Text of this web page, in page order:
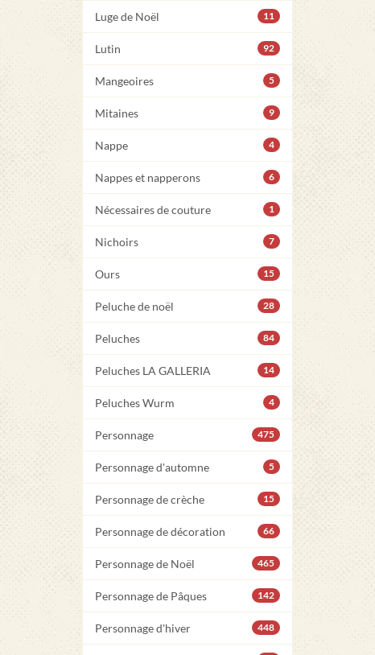
Luge de Noël 11
Lutin 92
Mangeoires 5
Mitaines 9
Nappe 4
Nappes et napperons 6
Nécessaires de couture 1
Nichoirs 7
Ours 15
Peluche de noël 28
Peluches 84
Peluches LA GALLERIA 14
Peluches Wurm 4
Personnage 475
Personnage d'automne 5
Personnage de crèche 15
Personnage de décoration 66
Personnage de Noël 465
Personnage de Pâques 142
Personnage d'hiver 448